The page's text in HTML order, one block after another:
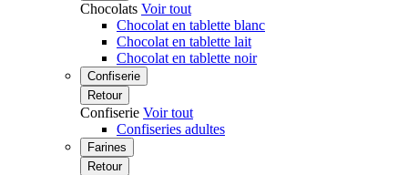
Chocolats Voir tout
Chocolat en tablette blanc
Chocolat en tablette lait
Chocolat en tablette noir
Confiserie
Retour
Confiserie Voir tout
Confiseries adultes
Farines
Retour